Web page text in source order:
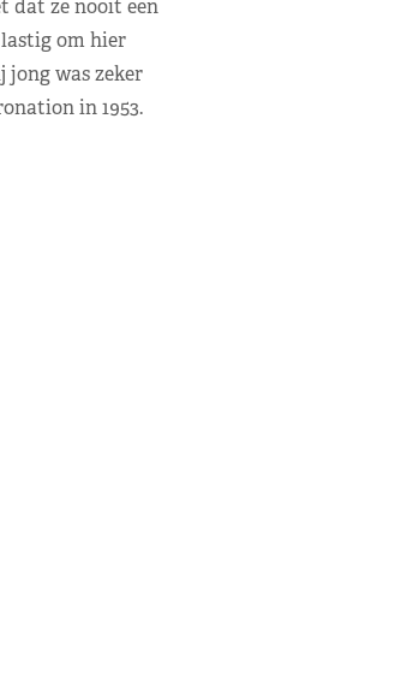
dat ze nooit een
om hier
jong was zeker
in 1953.